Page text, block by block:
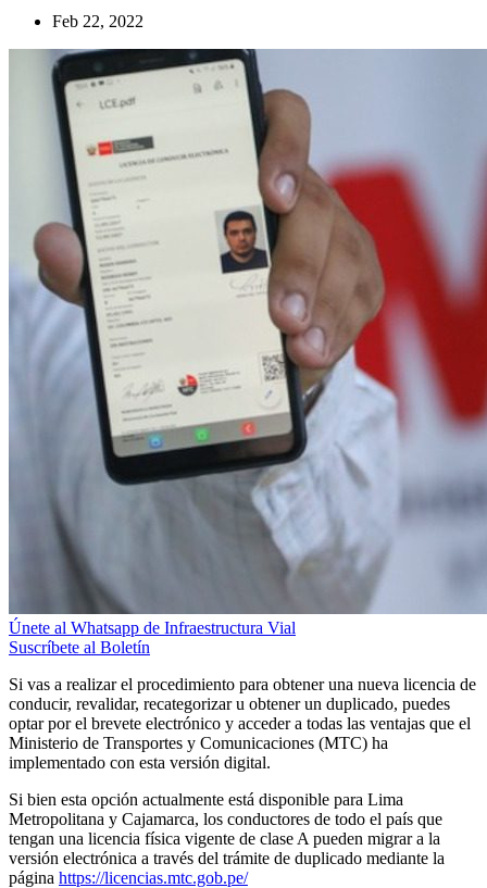
Feb 22, 2022
Únete al Whatsapp de Infraestructura Vial
Suscríbete al Boletín
Si vas a realizar el procedimiento para obtener una nueva licencia de
conducir, revalidar, recategorizar u obtener un duplicado, puedes
optar por el brevete electrónico y acceder a todas las ventajas que el
Ministerio de Transportes y Comunicaciones (MTC) ha
implementado con esta versión digital.
Si bien esta opción actualmente está disponible para Lima
Metropolitana y Cajamarca, los conductores de todo el país que
tengan una licencia física vigente de clase A pueden migrar a la
versión electrónica a través del trámite de duplicado mediante la
página https://licencias.mtc.gob.pe/